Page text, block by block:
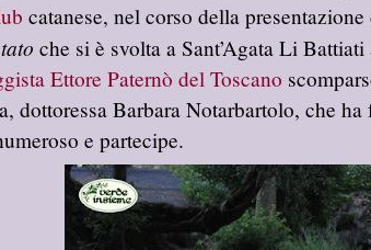
catanese, nel corso della
che si è svolta a Sant’Agata Li
Ettore Paternò del Toscano
dottoressa Barbara Notarbartolo, che
e partecipe.